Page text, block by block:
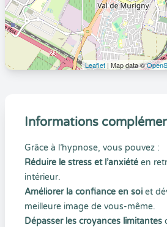
Leaflet | Map data ©
Informations
Grâce à l’hypnose, vous pouvez :
Réduire le stress et l’anxiété en
intérieur.
Améliorer la confiance en soi et
meilleure image de vous-même.
Dépasser les croyances limitantes